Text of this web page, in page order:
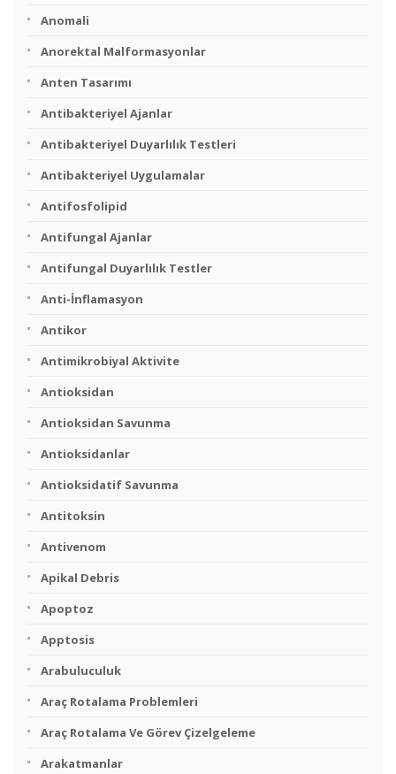
Anomali
Anorektal Malformasyonlar
Anten Tasarımı
Antibakteriyel Ajanlar
Antibakteriyel Duyarlılık Testleri
Antibakteriyel Uygulamalar
Antifosfolipid
Antifungal Ajanlar
Antifungal Duyarlılık Testler
Anti-İnflamasyon
Antikor
Antimikrobiyal Aktivite
Antioksidan
Antioksidan Savunma
Antioksidanlar
Antioksidatif Savunma
Antitoksin
Antivenom
Apikal Debris
Apoptoz
Apptosis
Arabuluculuk
Araç Rotalama Problemleri
Araç Rotalama Ve Görev Çizelgeleme
Arakatmanlar